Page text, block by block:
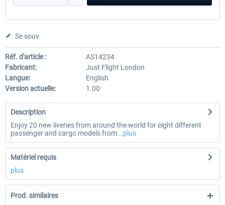
Se souv.
Réf. d'article :
AS14234
Fabricant:
Just Flight London
Langue:
English
Version actuelle:
1.00
Description
Enjoy 20 new liveries from around the world for eight different
passenger and cargo models from...plus
Matériel requis
plus
Prod. similaires